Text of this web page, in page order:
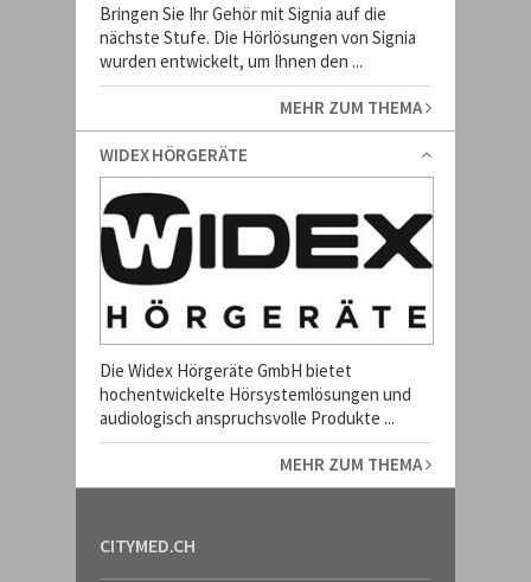
Bringen Sie Ihr Gehör mit Signia auf die
nächste Stufe. Die Hörlösungen von Signia
wurden entwickelt, um Ihnen den ...
MEHR ZUM THEMA
WIDEX HÖRGERÄTE
Die Widex Hörgeräte GmbH bietet
hochentwickelte Hörsystemlösungen und
audiologisch anspruchsvolle Produkte ...
MEHR ZUM THEMA
CITYMED.CH